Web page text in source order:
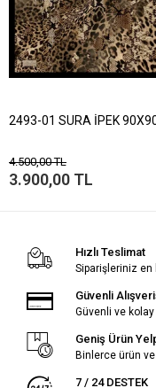
2493-01 SURA İPEK
4.500,00 TL
3.900,00 TL
Hızlı Teslimat
Siparişleriniz en
Güvenli
Güvenli ve
Geniş Ürün
Binlerce ürün
7 / 24 DESTEK